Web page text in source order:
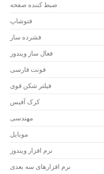
ضبط کننده صفحه
فتوشاپ
فشرده ساز
فعال ساز ویندوز
فونت فارسی
فیلتر شکن قوی
کرک آفیس
مهندسی
موبایل
نرم افزار ویندوز
نرم افزارهای سه بعدی